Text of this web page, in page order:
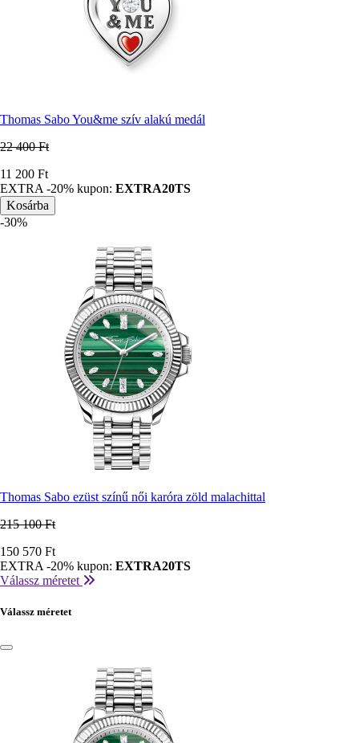
Thomas Sabo You&me szív alakú medál
22 400 Ft
Ár
11 200 Ft
EXTRA -20% kupon: EXTRA20TS
-30%
Thomas Sabo ezüst színű női karóra zöld malachittal
215 100 Ft
Ár
150 570 Ft
EXTRA -20% kupon: EXTRA20TS
Válassz méretet
Válassz méretet